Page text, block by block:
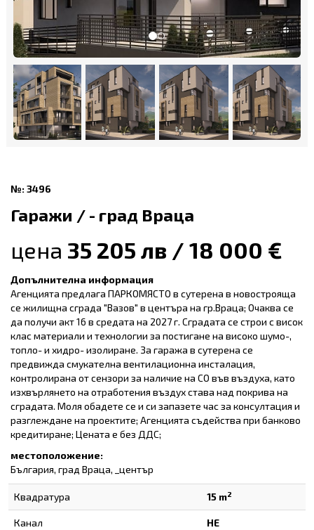
№: 3496
Гаражи / - град Враца
цена 35 205 лв / 18 000 €
Допълнителна информация
Агенцията предлага ПАРКОМЯСТО в сутерена в новострояща
се жилищна сграда "Вазов" в центъра на гр.Враца; Очаква се
да получи акт 16 в средата на 2027 г. Сградата се строи с висок
клас материали и технологии за постигане на високо шумо-,
топло- и хидро- изолиране. За гаража в сутерена се
предвижда смукателна вентилационна инсталация,
контролирана от сензори за наличие на СО във въздуха, като
изхвърлянето на отработения въздух става над покрива на
сградата. Моля обадете се и си запазете час за консултация и
разглеждане на проектите; Агенцията съдейства при банково
кредитиране; Цената е без ДДС;
местоположение:
България, град Враца, _център
Квадратура 15 m2
Канал НЕ